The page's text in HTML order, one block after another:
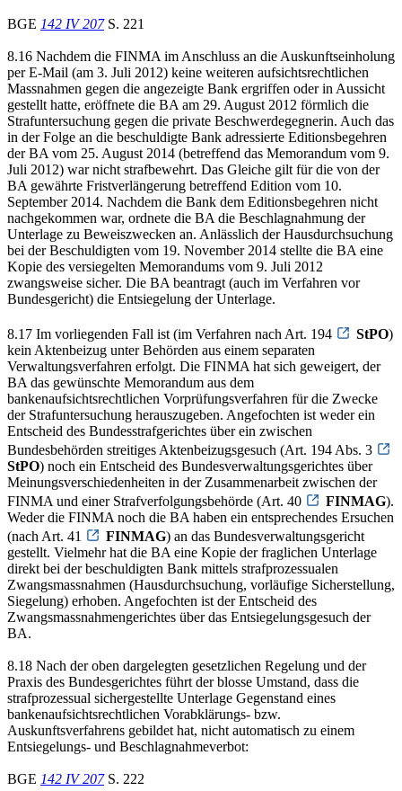
BGE 142 IV 207S. 221
8.16 Nachdem die FINMA im Anschluss an die Auskunftseinholung
per E-Mail (am 3. Juli 2012) keine weiteren aufsichtsrechtlichen
Massnahmen gegen die angezeigte Bank ergriffen oder in Aussicht
gestellt hatte, eröffnete die BA am 29. August 2012 förmlich die
Strafuntersuchung gegen die private Beschwerdegegnerin. Auch das
in der Folge an die beschuldigte Bank adressierte Editionsbegehren
der BA vom 25. August 2014 (betreffend das Memorandum vom 9.
Juli 2012) war nicht strafbewehrt. Das Gleiche gilt für die von der
BA gewährte Fristverlängerung betreffend Edition vom 10.
September 2014. Nachdem die Bank dem Editionsbegehren nicht
nachgekommen war, ordnete die BA die Beschlagnahmung der
Unterlage zu Beweiszwecken an. Anlässlich der Hausdurchsuchung
bei der Beschuldigten vom 19. November 2014 stellte die BA eine
Kopie des versiegelten Memorandums vom 9. Juli 2012
zwangsweise sicher. Die BA beantragt (auch im Verfahren vor
Bundesgericht) die Entsiegelung der Unterlage.
8.17 Im vorliegenden Fall ist (im Verfahren nach Art. 194 StPO)
kein Aktenbeizug unter Behörden aus einem separaten
Verwaltungsverfahren erfolgt. Die FINMA hat sich geweigert, der
BA das gewünschte Memorandum aus dem
bankenaufsichtsrechtlichen Vorprüfungsverfahren für die Zwecke
der Strafuntersuchung herauszugeben. Angefochten ist weder ein
Entscheid des Bundesstrafgerichtes über ein zwischen
Bundesbehörden streitiges Aktenbeizugsgesuch (Art. 194 Abs. 3
StPO) noch ein Entscheid des Bundesverwaltungsgerichtes über
Meinungsverschiedenheiten in der Zusammenarbeit zwischen der
FINMA und einer Strafverfolgungsbehörde (Art. 40
FINMAG).
Weder die FINMA noch die BA haben ein entsprechendes Ersuchen
(nach Art. 41
FINMAG) an das Bundesverwaltungsgericht
gestellt. Vielmehr hat die BA eine Kopie der fraglichen Unterlage
direkt bei der beschuldigten Bank mittels strafprozessualen
Zwangsmassnahmen (Hausdurchsuchung, vorläufige Sicherstellung,
Siegelung) erhoben. Angefochten ist der Entscheid des
Zwangsmassnahmengerichtes über das Entsiegelungsgesuch der
BA.
8.18 Nach der oben dargelegten gesetzlichen Regelung und der
Praxis des Bundesgerichtes führt der blosse Umstand, dass die
strafprozessual sichergestellte Unterlage Gegenstand eines
bankenaufsichtsrechtlichen Vorabklärungs- bzw.
Auskunftsverfahrens gebildet hat, nicht automatisch zu einem
Entsiegelungs- und Beschlagnahmeverbot:
BGE 142 IV 207S. 222